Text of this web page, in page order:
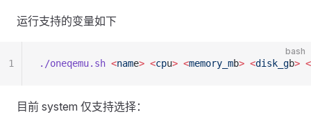
运行支持的变量如下
bash
./oneqemu.sh <name> <cpu> <memory_mb> <disk_gb> <
1
目前 system 仅支持选择：